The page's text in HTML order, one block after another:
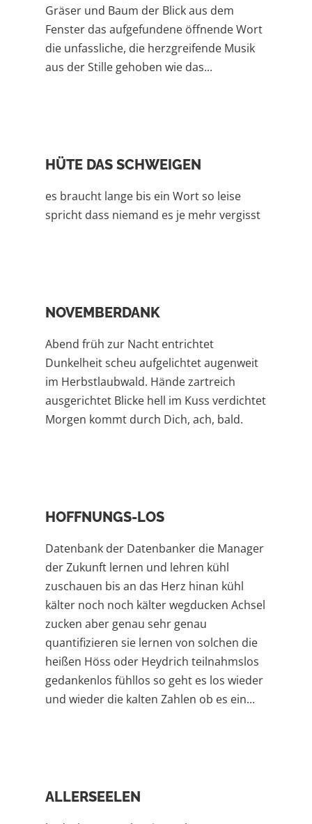
Gräser und Baum der Blick aus dem
Fenster das aufgefundene öffnende Wort
die unfassliche, die herzgreifende Musik
aus der Stille gehoben wie das...
HÜTE DAS SCHWEIGEN
es braucht lange bis ein Wort so leise
spricht dass niemand es je mehr vergisst
NOVEMBERDANK
Abend früh zur Nacht entrichtet
Dunkelheit scheu aufgelichtet augenweit
im Herbstlaubwald. Hände zartreich
ausgerichtet Blicke hell im Kuss verdichtet
Morgen kommt durch Dich, ach, bald.
HOFFNUNGS-LOS
Datenbank der Datenbanker die Manager
der Zukunft lernen und lehren kühl
zuschauen bis an das Herz hinan kühl
kälter noch noch kälter wegducken Achsel
zucken aber genau sehr genau
quantifizieren sie lernen von solchen die
heißen Höss oder Heydrich teilnahmslos
gedankenlos fühllos so geht es los wieder
und wieder die kalten Zahlen ob es ein...
ALLERSEELEN